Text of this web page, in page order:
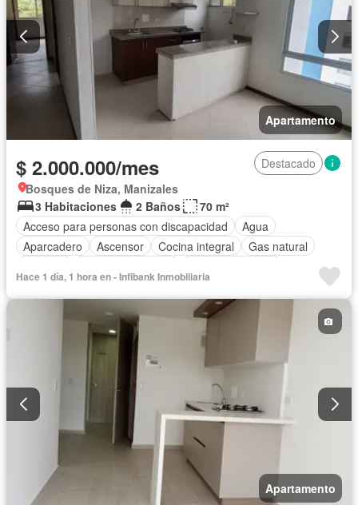
Apartamento
$ 2.000.000/mes
Destacado
Bosques de Niza, Manizales
3 Habitaciones
2 Baños
70 m²
Acceso para personas con discapacidad
Agua
Aparcadero
Ascensor Cocina integral
Gas natural
Hace 1 día, 1 hora en - Infibank Inmobiliaria
Apartamento